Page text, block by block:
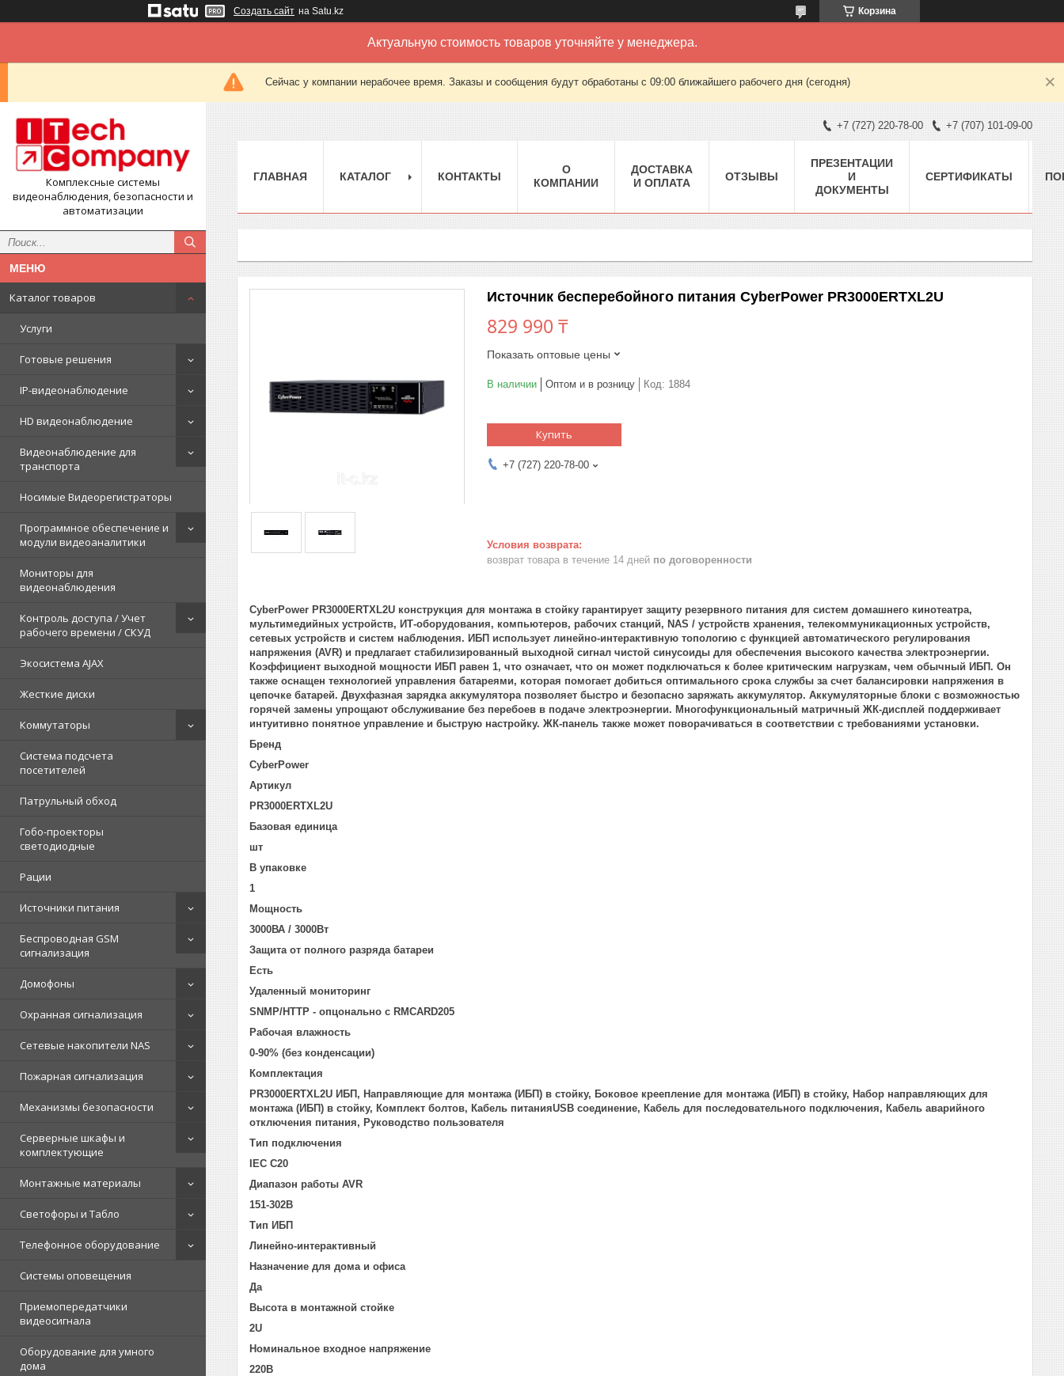
Создать сайт на Satu.kz Корзина
Актуальную стоимость товаров уточняйте у менеджера.
Сейчас у компании нерабочее время. Заказы и сообщения будут обработаны с 09:00 ближайшего рабочего дня (сегодня)
Комплексные системы
видеонаблюдения, безопасности и
автоматизации
Каталог товаров
Услуги
Готовые решения
IP-видеонаблюдение
HD видеонаблюдение
Видеонаблюдение для
транспорта
Носимые Видеорегистраторы
Программное обеспечение и
модули видеоаналитики
Мониторы для
видеонаблюдения
Контроль доступа / Учет
рабочего времени / СКУД
Экосистема AJAX
Жесткие диски
Коммутаторы
Система подсчета
посетителей
Патрульный обход
Гобо-проекторы
светодиодные
Рации
Источники питания
Беспроводная GSM
сигнализация
Домофоны
Охранная сигнализация
Сетевые накопители NAS
Пожарная сигнализация
Механизмы безопасности
Серверные шкафы и
комплектующие
Монтажные материалы
Светофоры и Табло
Телефонное оборудование
Системы оповещения
Приемопередатчики
видеосигнала
Оборудование для умного
дома
+7 (727) 220-78-00 +7 (707) 101-09-00
ГЛАВНАЯ КАТАЛОГ КОНТАКТЫ
О
КОМПАНИИ
ДОСТАВКА
И ОПЛАТА
ОТЗЫВЫ
ПРЕЗЕНТАЦИИ
И
ДОКУМЕНТЫ
СЕРТИФИКАТЫ
Источник бесперебойного питания CyberPower PR3000ERTXL2U
829 990 ₸
Показать оптовые цены
В наличии Оптом и в розницу Код: 1884
Купить
+7 (727) 220-78-00
возврат товара в течение 14 дней по договоренности
CyberPower PR3000ERTXL2U конструкция для монтажа в стойку гарантирует защиту резервного питания для систем домашнего кинотеатра,
мультимедийных устройств, ИТ-оборудования, компьютеров, рабочих станций, NAS / устройств хранения, телекоммуникационных устройств,
сетевых устройств и систем наблюдения. ИБП использует линейно-интерактивную топологию с функцией автоматического регулирования
напряжения (AVR) и предлагает стабилизированный выходной сигнал чистой синусоиды для обеспечения высокого качества электроэнергии.
Коэффициент выходной мощности ИБП равен 1, что означает, что он может подключаться к более критическим нагрузкам, чем обычный ИБП. Он
также оснащен технологией управления батареями, которая помогает добиться оптимального срока службы за счет балансировки напряжения в
цепочке батарей. Двухфазная зарядка аккумулятора позволяет быстро и безопасно заряжать аккумулятор. Аккумуляторные блоки с возможностью
горячей замены упрощают обслуживание без перебоев в подаче электроэнергии. Многофункциональный матричный ЖК-дисплей поддерживает
интуитивно понятное управление и быструю настройку. ЖК-панель также может поворачиваться в соответствии с требованиями установки.
Бренд
CyberPower
Артикул
PR3000ERTXL2U
Базовая единица
шт
В упаковке
1
Мощность
3000ВА / 3000Вт
Защита от полного разряда батареи
Есть
Удаленный мониторинг
SNMP/HTTP - опцонально с RMCARD205
Рабочая влажность
0-90% (без конденсации)
Комплектация
PR3000ERTXL2U ИБП, Направляющие для монтажа (ИБП) в стойку, Боковое креепление для монтажа (ИБП) в стойку, Набор направляющих для
монтажа (ИБП) в стойку, Комплект болтов, Кабель питанияUSB соединение, Кабель для последовательного подключения, Кабель аварийного
отключения питания, Руководство пользователя
Тип подключения
IEC C20
Диапазон работы AVR
151-302В
Тип ИБП
Линейно-интерактивный
Назначение для дома и офиса
Да
Высота в монтажной стойке
2U
Номинальное входное напряжение
220В